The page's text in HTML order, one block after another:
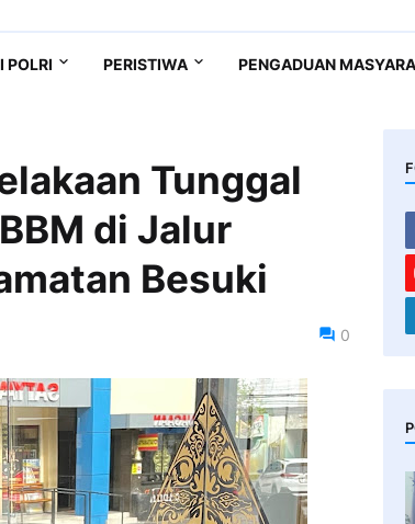
POLRI PERISTIWA PENGADUAN
Tunggal
di Jalur
Besuki
0